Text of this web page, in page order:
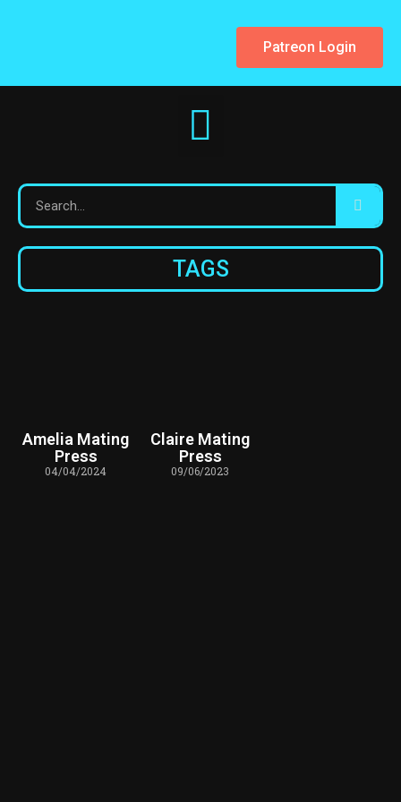
Patreon Login
TAGS
Amelia Mating
Press
04/04/2024
Claire Mating
Press
09/06/2023